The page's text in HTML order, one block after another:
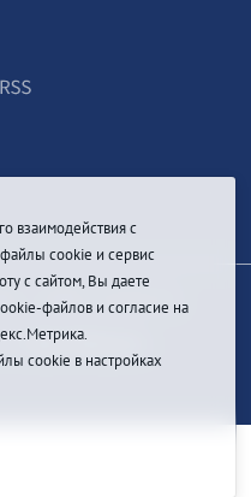
с сайта ссылка на
Bars-Penza &
взаимодействия с
cookie и сервис
с сайтом, Вы даете
файлов и согласие на
cookie в настройках